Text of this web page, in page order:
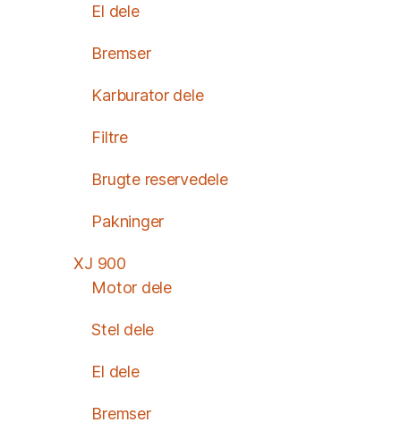
El dele
Bremser
Karburator dele
Filtre
Brugte reservedele
Pakninger
XJ 900
Motor dele
Stel dele
El dele
Bremser